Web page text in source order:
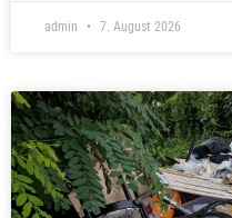
admin 7. August 2026